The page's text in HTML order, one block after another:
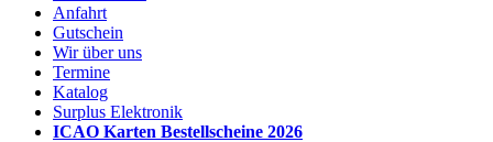
Anfahrt
Gutschein
Wir über uns
Termine
Katalog
Surplus Elektronik
ICAO Karten Bestellscheine 2026